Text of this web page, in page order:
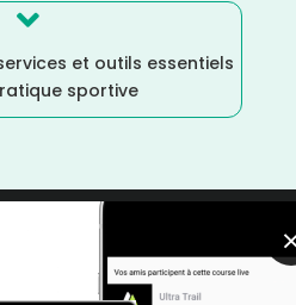

et outils essentiels
sportive
courses